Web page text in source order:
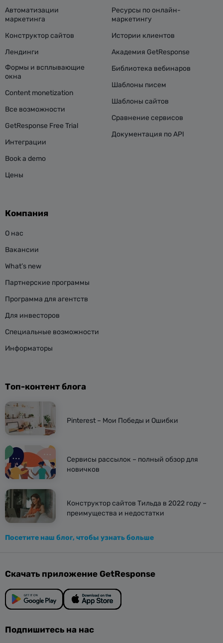
Автоматизации
маркетинга
Конструктор сайтов
Лендинги
Формы и всплывающие
окна
Content monetization
Все возможности
GetResponse Free Trial
Интеграции
Book a demo
Цены
Ресурсы по онлайн-
маркетингу
Истории клиентов
Академия GetResponse
Библиотека вебинаров
Шаблоны писем
Шаблоны сайтов
Сравнение сервисов
Документация по API
Компания
О нас
Вакансии
What’s new
Партнерские программы
Программа для агентств
Для инвесторов
Специальные возможности
Информаторы
Топ-контент блога
Pinterest – Мои Победы и Ошибки
Сервисы рассылок – полный обзор для
новичков
Конструктор сайтов Тильда в 2022 году –
преимущества и недостатки
Посетите наш блог, чтобы узнать больше
Скачать приложение GetResponse
Подпишитесь на нас